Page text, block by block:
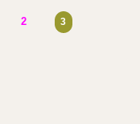
2 3